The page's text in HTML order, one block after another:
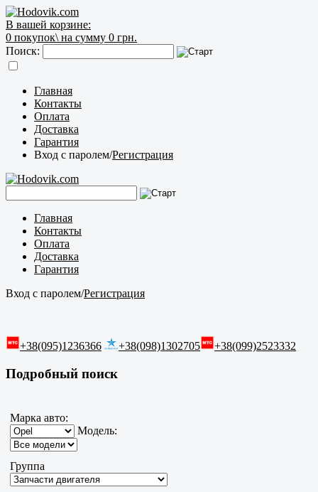
В вашей корзине:
0 покупок\ на сумму 0 грн.
Поиск:
Главная
Контакты
Оплата
Доставка
Гарантия
Вход с паролем/Регистрация
Главная
Контакты
Оплата
Доставка
Гарантия
Вход с паролем/Регистрация
+38(095)1236366 +38(098)1302705 +38(099)2523332
Подробный поиск
Марка авто:
Модель:
Группа